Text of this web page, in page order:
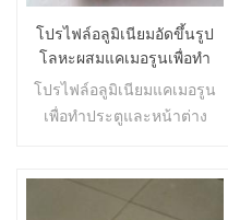
โปรไฟล์อลูมิเนียมอัดขึ้นรูป
โลหะผสมแคเมอรูนเพื่อทำ
ประตูและ Windows
โปรไฟล์อลูมิเนียมแคเมอรูน
เพื่อทำประตูและหน้าต่าง